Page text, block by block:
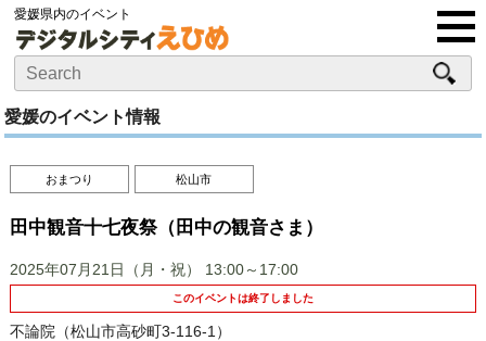
愛媛県内のイベント
愛媛のイベント情報
おまつり 松山市
田中観音十七夜祭（田中の観音さま）
2025年07月21日（月・祝） 13:00～17:00
このイベントは終了しました
不論院（松山市高砂町3-116-1）